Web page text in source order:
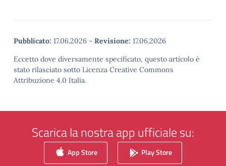
Pubblicato: 17.06.2026 - Revisione: 17.06.2026
Eccetto dove diversamente specificato, questo articolo è
stato rilasciato sotto Licenza Creative Commons
Attribuzione 4.0 Italia.
Scarica la nostra app ufficiale su:
App Store Play Store